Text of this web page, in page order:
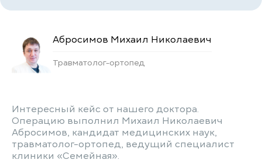
Абросимов Михаил Николаевич
Травматолог-ортопед
Интересный кейс от нашего доктора.
Операцию выполнил Михаил Николаевич
Абросимов, кандидат медицинских наук,
травматолог-ортопед, ведущий специалист
клиники «Семейная».